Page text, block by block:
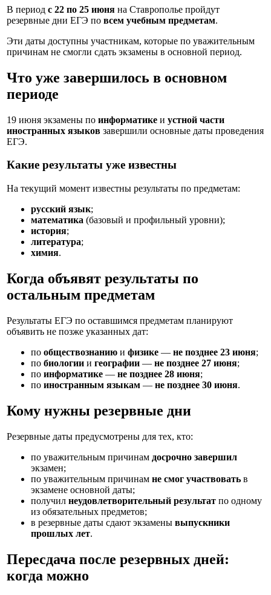
В период с 22 по 25 июня на Ставрополье пройдут
резервные дни ЕГЭ по всем учебным предметам.
Эти даты доступны участникам, которые по уважительным
причинам не смогли сдать экзамены в основной период.
Что уже завершилось в основном
периоде
19 июня экзамены по информатике и устной части
иностранных языков завершили основные даты проведения
ЕГЭ.
Какие результаты уже известны
На текущий момент известны результаты по предметам:
русский язык;
математика (базовый и профильный уровни);
история;
литература;
химия.
Когда объявят результаты по
остальным предметам
Результаты ЕГЭ по оставшимся предметам планируют
объявить не позже указанных дат:
по обществознанию и физике — не позднее 23 июня;
по биологии и географии — не позднее 27 июня;
по информатике — не позднее 28 июня;
по иностранным языкам — не позднее 30 июня.
Кому нужны резервные дни
Резервные даты предусмотрены для тех, кто:
по уважительным причинам досрочно завершил
экзамен;
по уважительным причинам не смог участвовать в
экзамене основной даты;
получил неудовлетворительный результат по одному
из обязательных предметов;
в резервные даты сдают экзамены выпускники
прошлых лет.
Пересдача после резервных дней:
когда можно